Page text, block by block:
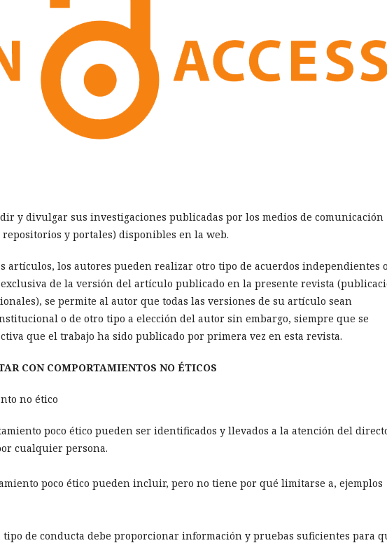
y divulgar sus investigaciones publicadas por los medios de comunicación
repositorios y portales) disponibles en la web.
artículos, los autores pueden realizar otro tipo de acuerdos independientes
de la versión del artículo publicado en la presente revista
se permite al autor que todas las versiones de su artículo sean
o de otro tipo a elección del autor sin embargo, siempre que se
que el trabajo ha sido publicado por primera vez en esta revista.
CON COMPORTAMIENTOS NO ÉTICOS
no ético
poco ético pueden ser identificados y llevados a la atención del
cualquier persona.
poco ético pueden incluir, pero no tiene por qué limitarse a, ejemplos
tipo de conducta debe proporcionar información y pruebas suficientes para